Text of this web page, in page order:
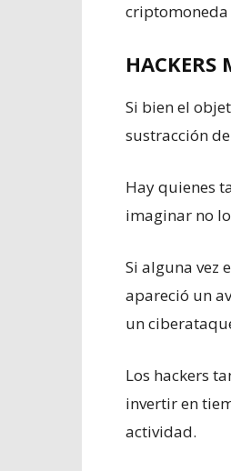
criptomoneda
HACKERS
Si bien el
sustracción
Hay quienes
imaginar no
Si alguna vez
apareció un
un
Los hackers
invertir en
actividad.